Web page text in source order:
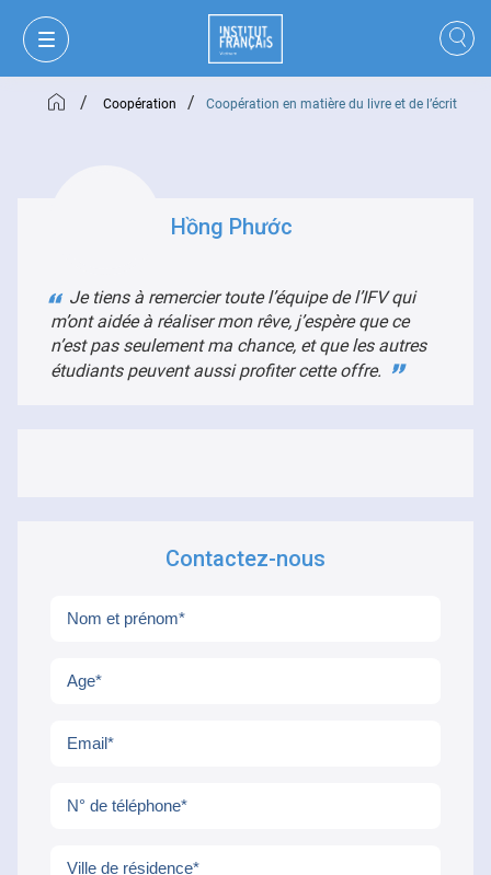
/ Coopération / Coopération en matière du livre et de l’écrit
Hồng Phước
Je tiens à remercier toute l’équipe de l’IFV qui
m’ont aidée à réaliser mon rêve, j’espère que ce
n’est pas seulement ma chance, et que les autres
étudiants peuvent aussi profiter cette offre.
Contactez-nous